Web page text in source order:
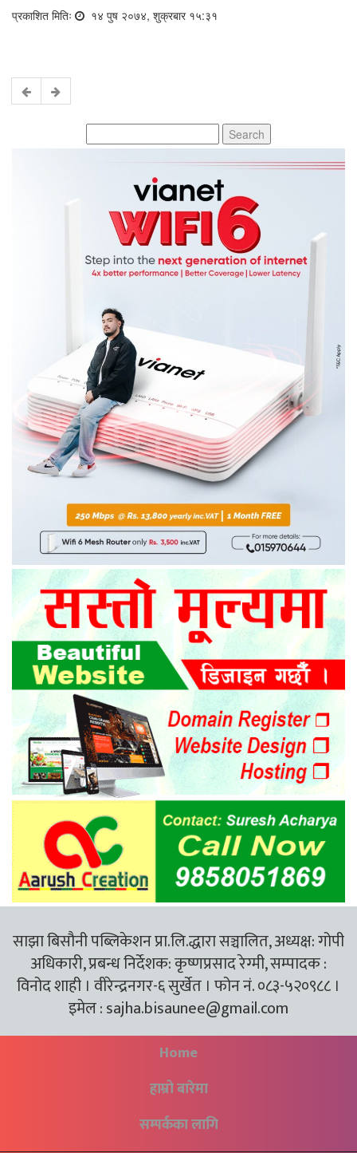
प्रकाशित मितिः १४ पुष २०७४, शुक्रबार १५:३१
for:
साझा बिसौनी पब्लिकेशन प्रा.लि.द्धारा सञ्चालित, अध्यक्ष: गोपी
अधिकारी, प्रबन्ध निर्देशक: कृष्णप्रसाद रेग्मी, सम्पादक :
विनोद शाही । वीरेन्द्रनगर-६ सुर्खेत । फोन नं. ०८३-५२०९८८ ।
इमेल :sajha.bisaunee@gmail.com
Home
हाम्रो बारेमा
सम्पर्कका लागि